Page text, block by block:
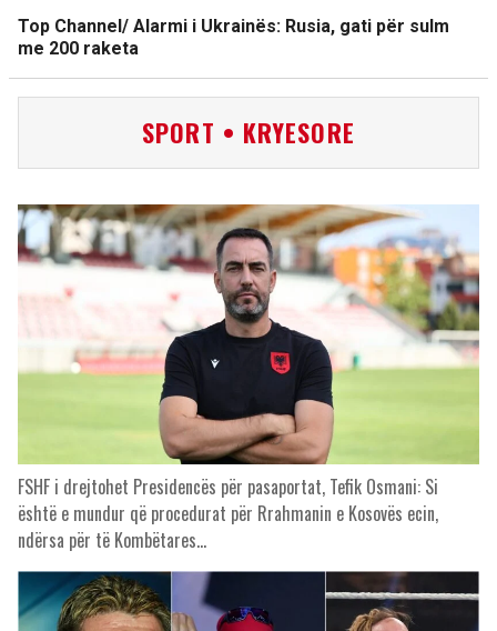
Top Channel/ Alarmi i Ukrainës: Rusia, gati për sulm
me 200 raketa
SPORT • KRYESORE
FSHF i drejtohet Presidencës për pasaportat, Tefik Osmani: Si
është e mundur që procedurat për Rrahmanin e Kosovës ecin,
ndërsa për të Kombëtares…